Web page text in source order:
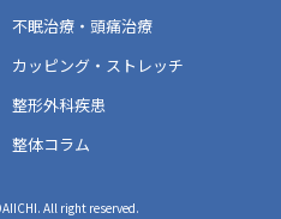
不眠治療・頭痛治療
カッピング・ストレッチ
整形外科疾患
整体コラム
All right reserved.